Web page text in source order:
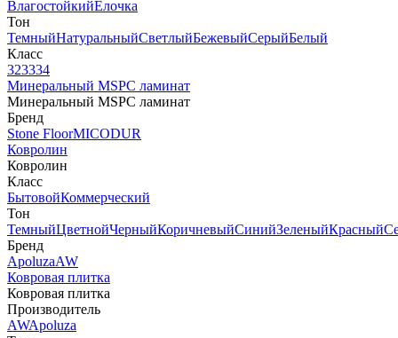
ВлагостойкийЕлочка
Тон
ТемныйНатуральныйСветлыйБежевыйСерыйБелый
Класс
323334
Минеральный MSPC ламинат
Минеральный MSPC ламинат
Бренд
Stone FloorMICODUR
Ковролин
Ковролин
Класс
БытовойКоммерческий
Тон
ТемныйЦветнойЧерныйКоричневыйСинийЗеленыйКрасный
Бренд
ApoluzaAW
Ковровая плитка
Ковровая плитка
Производитель
AWApoluza